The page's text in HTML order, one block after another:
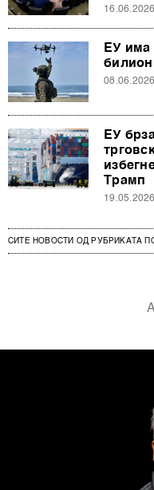
16.06.2026
ЕУ има
08.06.2026
ЕУ
Трамп
19.05.2026
СИТЕ НОВОСТИ ОД РУБРИКАТА